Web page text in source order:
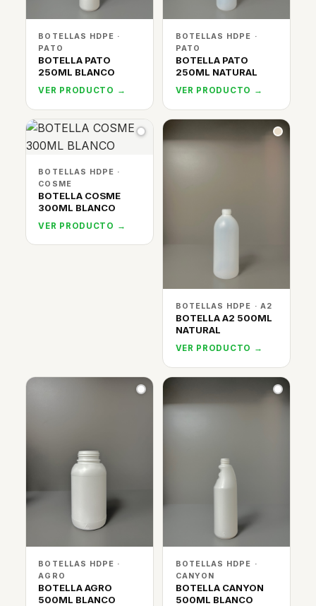
BOTELLAS HDPE ·
PATO
BOTELLA PATO
250ML BLANCO
VER PRODUCTO →
BOTELLAS HDPE ·
PATO
BOTELLA PATO
250ML NATURAL
VER PRODUCTO →
BOTELLAS HDPE ·
COSME
BOTELLA COSME
300ML BLANCO
VER PRODUCTO →
BOTELLAS HDPE · A2
BOTELLA A2 500ML
NATURAL
VER PRODUCTO →
BOTELLAS HDPE ·
AGRO
BOTELLA AGRO
500ML BLANCO
BOTELLAS HDPE ·
CANYON
BOTELLA CANYON
500ML BLANCO